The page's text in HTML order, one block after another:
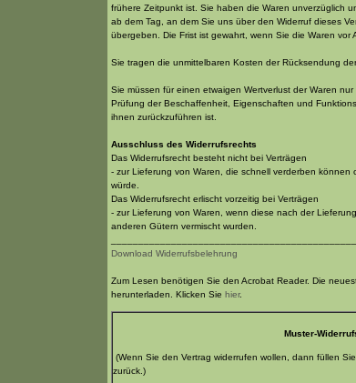
frühere Zeitpunkt ist. Sie haben die Waren unverzüglich
ab dem Tag, an dem Sie uns über den Widerruf dieses
übergeben. Die Frist ist gewahrt, wenn Sie die Waren vor
Sie tragen die unmittelbaren Kosten der Rücksendung der
Sie müssen für einen etwaigen Wertverlust der Waren
Prüfung der Beschaffenheit, Eigenschaften und
ihnen zurückzuführen ist.
Ausschluss des Widerrufsrechts
Das Widerrufsrecht besteht nicht bei Verträgen
- zur Lieferung von Waren, die schnell verderben können
würde.
Das Widerrufsrecht erlischt vorzeitig bei Verträgen
- zur Lieferung von Waren, wenn diese nach der
anderen Gütern vermischt wurden.
Download Widerrufsbelehrung
Zum Lesen benötigen Sie den Acrobat Reader. Die
herunterladen. Klicken Sie hier.
Muster-
(Wenn Sie den Vertrag widerrufen wollen, dann füllen
zurück.)